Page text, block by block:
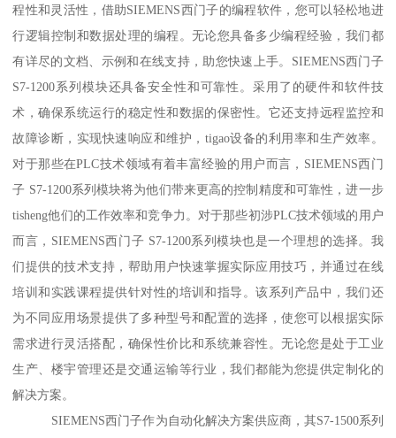
程性和灵活性，借助SIEMENS西门子的编程软件，您可以轻松地进
行逻辑控制和数据处理的编程。无论您具备多少编程经验，我们都
有详尽的文档、示例和在线支持，助您快速上手。SIEMENS西门子
S7-1200系列模块还具备安全性和可靠性。采用了的硬件和软件技
术，确保系统运行的稳定性和数据的保密性。它还支持远程监控和
故障诊断，实现快速响应和维护，tigao设备的利用率和生产效率。
对于那些在PLC技术领域有着丰富经验的用户而言，SIEMENS西门
子 S7-1200系列模块将为他们带来更高的控制精度和可靠性，进一步
tisheng他们的工作效率和竞争力。对于那些初涉PLC技术领域的用户
而言，SIEMENS西门子 S7-1200系列模块也是一个理想的选择。我
们提供的技术支持，帮助用户快速掌握实际应用技巧，并通过在线
培训和实践课程提供针对性的培训和指导。该系列产品中，我们还
为不同应用场景提供了多种型号和配置的选择，使您可以根据实际
需求进行灵活搭配，确保性价比和系统兼容性。无论您是处于工业
生产、楼宇管理还是交通运输等行业，我们都能为您提供定制化的
解决方案。
SIEMENS西门子作为自动化解决方案供应商，其S7-1500系列